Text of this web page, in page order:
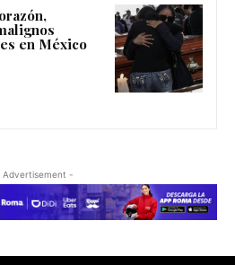
en México
Advertisement -